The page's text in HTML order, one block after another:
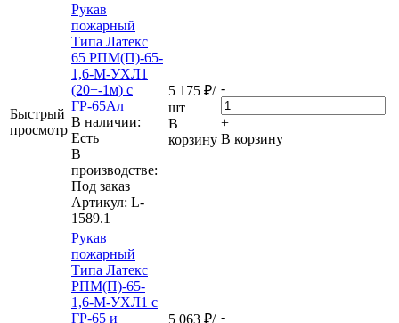
Быстрый
просмотр
Рукав
пожарный
Типа Латекс
65 РПМ(П)-65-
1,6-М-УХЛ1
(20+-1м) с
ГР-65Ал
В наличии:
Eсть
В
производстве:
Под заказ
Артикул: L-
1589.1
5 175 ₽/
шт
В
корзину
-
+
В корзину
Рукав
пожарный
Типа Латекс
РПМ(П)-65-
1,6-М-УХЛ1 с
ГР-65 и
5 063 ₽/ -